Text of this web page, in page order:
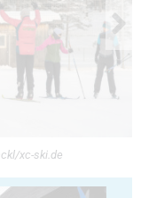
xc-ski.de